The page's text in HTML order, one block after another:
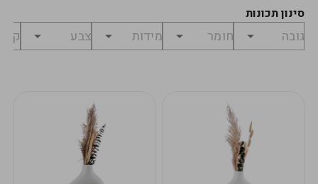
סינון תכונות
מחיר
לפני
₪0
לתשלום